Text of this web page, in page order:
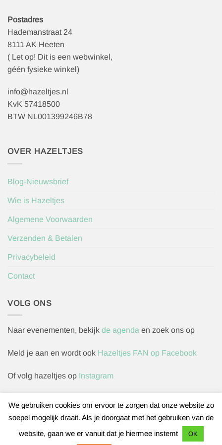
Postadres
Hademanstraat 24
8111 AK Heeten
( Let op! Dit is een webwinkel,
géén fysieke winkel)
info@hazeltjes.nl
KvK 57418500
BTW NL001399246B78
OVER HAZELTJES
Blog-Nieuwsbrief
Wie is Hazeltjes
Algemene Voorwaarden
Verzenden & Betalen
Privacybeleid
Contact
VOLG ONS
Naar evenementen, bekijk de agenda en zoek ons op
Meld je aan en wordt ook Hazeltjes FAN op Facebook
Of volg hazeltjes op Instagram
Herroepingsverzoek indienen
We gebruiken cookies om ervoor te zorgen dat onze website zo
soepel mogelijk draait. Als je doorgaat met het gebruiken van de
website, gaan we er vanuit dat je hiermee instemt
OK